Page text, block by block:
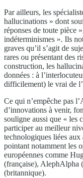
Par ailleurs, les
hallucinations » dont
réponses de toute pièce
indéterminismes ». Ils
graves qu’il s’agit de
rares ou présentant des
construction, les
données : à
difficilement) le vrai de
Ce qui n’empêche pas
d’innovations à venir,
souligne aussi que « les
participer au meilleur
technologiques liées
pointant notamment les
européennes comme
(française), AlephAlpha
(britannique).